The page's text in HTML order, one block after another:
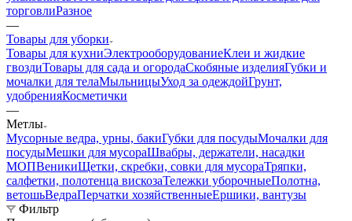
торговлиРазное
—
Товары для уборки
Товары для кухниЭлектрооборудованиеКлеи и жидкие
гвоздиТовары для сада и огородаСкобяные изделияГубки и
мочалки для телаМыльницыУход за одеждойГрунт,
удобренияКосметички
—
Метлы
Мусорные ведра, урны, бакиГубки для посудыМочалки для
посудыМешки для мусораШвабры, держатели, насадки
МОПВеникиЩетки, скребки, совки для мусораТряпки,
салфетки, полотенца вискозаТележки уборочныеПолотна,
ветошьВедраПерчатки хозяйственныеЕршики, вантузы
Фильтр